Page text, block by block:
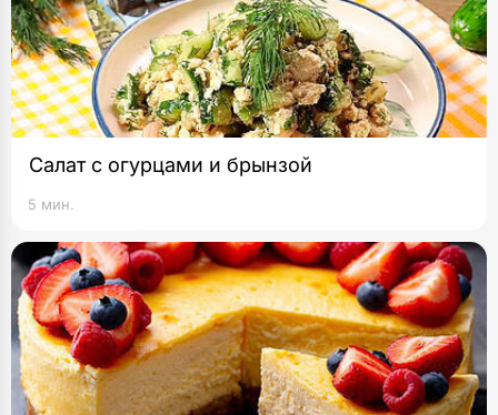
Салат с огурцами и брынзой
5 мин.